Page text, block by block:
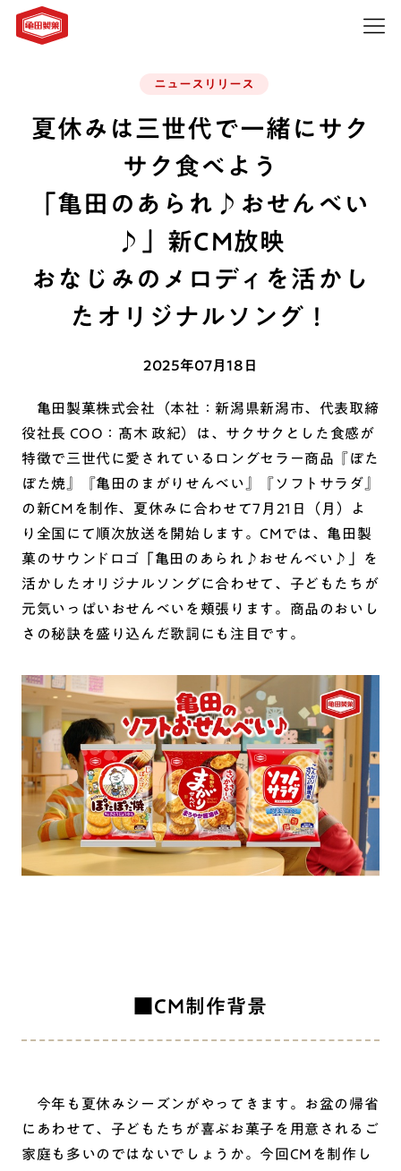
ニュースリリース
夏休みは三世代で一緒にサク
サク食べよう
「亀田のあられ♪おせんべい
♪」新CM放映
おなじみのメロディを活かし
たオリジナルソング！
2025年07月18日
亀田製菓株式会社（本社：新潟県新潟市、代表取締
役社長 COO：髙木 政紀）は、サクサクとした食感が
特徴で三世代に愛されているロングセラー商品『ぽた
ぽた焼』『亀田のまがりせんべい』『ソフトサラダ』
の新CMを制作、夏休みに合わせて7月21日（月）よ
り全国にて順次放送を開始します。CMでは、亀田製
菓のサウンドロゴ「亀田のあられ♪おせんべい♪」を
活かしたオリジナルソングに合わせて、子どもたちが
元気いっぱいおせんべいを頬張ります。商品のおいし
さの秘訣を盛り込んだ歌詞にも注目です。
■CM制作背景
今年も夏休みシーズンがやってきます。お盆の帰省
にあわせて、子どもたちが喜ぶお菓子を用意されるご
家庭も多いのではないでしょうか。今回CMを制作し